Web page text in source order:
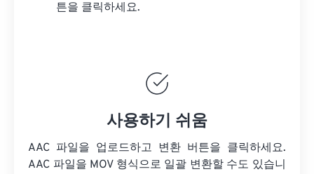
튼을 클릭하세요.
사용하기 쉬움
AAC 파일을 업로드하고 변환 버튼을 클릭하세요.
AAC 파일을 MOV 형식으로 일괄 변환할 수도 있습니